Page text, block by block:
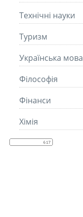
Технічні науки
Туризм
Українська мова
Філософія
Фінанси
Хімія